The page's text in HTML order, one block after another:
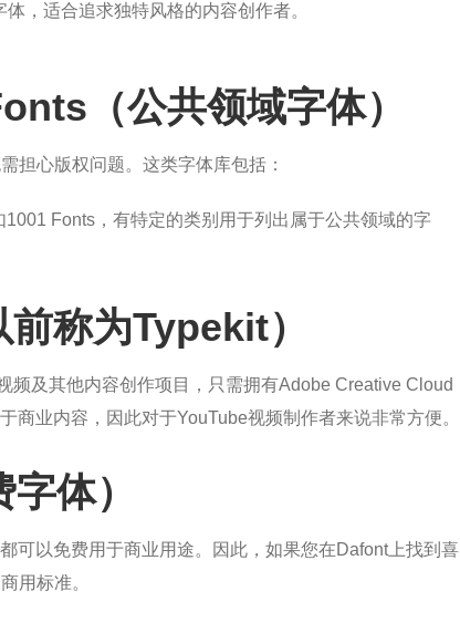
，适合追求独特风格的内容创作者。
（公共领域字体）
担心版权问题。这类字体库包括：
1001 Fonts，有特定的类别用于列出属于公共领域的字
称为Typekit）
频及其他内容创作项目，只需拥有Adobe Creative Cloud
商业内容，因此对于YouTube视频制作者来说非常方便。
体）
可以免费用于商业用途。因此，如果您在Dafont上找到喜
用标准。